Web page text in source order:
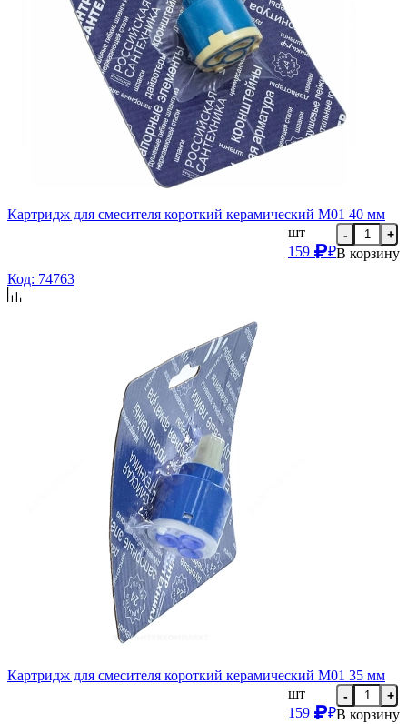
Картридж для смесителя короткий керамический М01 40 мм
шт
159
₽
- +
В корзину
Код: 74763
Картридж для смесителя короткий керамический М01 35 мм
шт
159
₽
- +
В корзину